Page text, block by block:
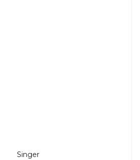
Singer